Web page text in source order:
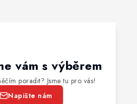
vám s výběrem
poradit? Jsme tu pro vás!
Napište nám